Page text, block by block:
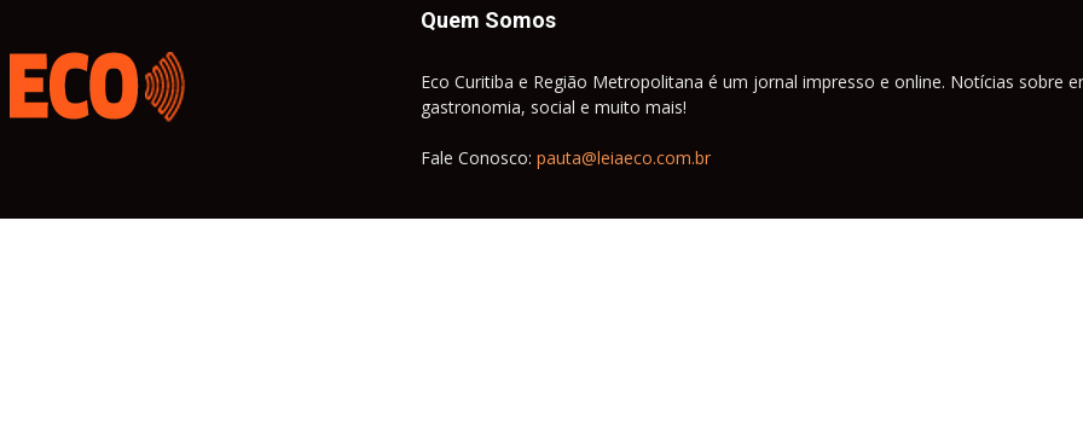
Quem Somos
Eco Curitiba e Região Metropolitana é um jornal impresso e online. Notícias
gastronomia, social e muito mais!
Fale Conosco: pauta@leiaeco.com.br